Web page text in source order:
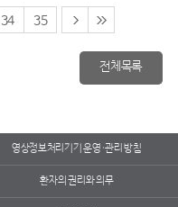
34 35
전체목록
영상정보처리기기 운영·관리 방침
환자의 권리와 의무